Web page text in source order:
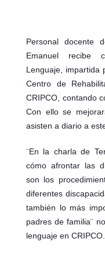
Personal docente
Emanuel recibe
Lenguaje, impartida
Centro de
CRIPCO, contando
Con ello se
asisten a diario a
¨En la charla de
cómo afrontar las
son los
diferentes
también lo más
padres de familia¨
lenguaje en CRIPCO.